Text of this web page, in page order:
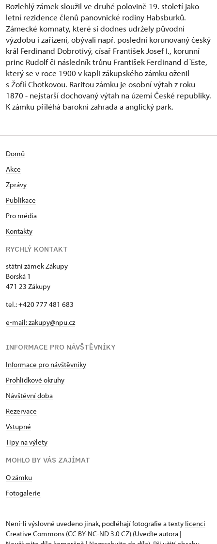
Rozlehlý zámek sloužil ve druhé polovině 19. století jako
letní rezidence členů panovnické rodiny Habsburků.
Zámecké komnaty, které si dodnes udržely původní
výzdobu i zařízení, obývali např. poslední korunovaný český
král Ferdinand Dobrotivý, císař František Josef I., korunní
princ Rudolf či následník trůnu František Ferdinand d´Este,
který se v roce 1900 v kapli zákupského zámku oženil
s Žofií Chotkovou. Raritou zámku je osobní výtah z roku
1870 - nejstarší dochovaný výtah na území České republiky.
K zámku přiléhá barokní zahrada a anglický park.
Domů
Akce
Zprávy
Publikace
Pro média
Kontakty
RYCHLÝ KONTAKT
státní zámek Zákupy
Borská 1
471 23 Zákupy
tel.: +420 777 481 683
e-mail: zakupy@npu.cz
INFORMACE PRO NÁVŠTĚVNÍKY
Informace pro návštěvníky
Prohlídkové okruhy
Návštěvní doba
Rezervace
Vstupné
Tipy na výlety
MOHLO BY VÁS ZAJÍMAT
O zámku
Fotogalerie
Není-li výslovně uvedeno jinak, podléhají fotografie a texty licenci
Creative Commons (CC BY-NC-ND 3.0 CZ) (Uveďte autora |